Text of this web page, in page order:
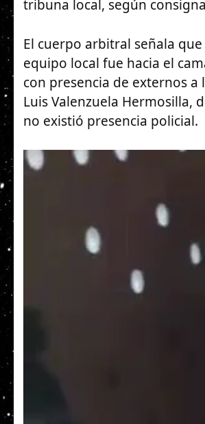
tribuna local, según
El cuerpo arbitral señala
equipo local fue hacia el
con presencia de externos
Luis Valenzuela Hermosilla,
no existió presencia policial.